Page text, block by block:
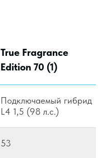
True Fragrance
Edition 70 (1)
Подключаемый гибрид
L4 1,5 (98 л.с.)
53